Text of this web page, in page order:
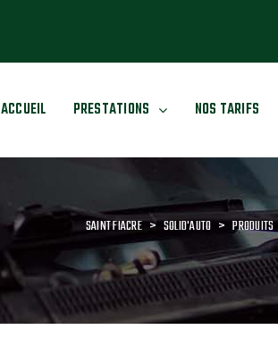
ACCUEIL PRESTATIONS NOS TARIFS
SAINT FIACRE > SOLID'AUTO > PRODUITS